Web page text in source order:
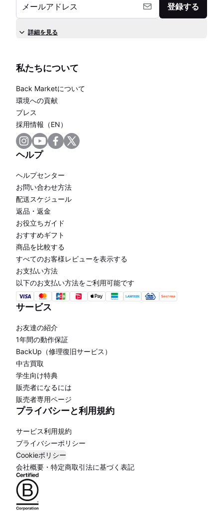
メールアドレス 登録する
詳細を見る
私たちについて
Back Marketについて
環境への貢献
プレス
採用情報（EN）
ヘルプ
ヘルプセンター
お問い合わせ方法
配送スケジュール
返品・返金
お役立ちガイド
おすすめギフト
商品を比較する
すべてのお客様レビューを表示する
お支払い方法
以下のお支払い方法をご利用可能です
サービス
お友達の紹介
1年間の動作保証
BackUp（修理復旧サービス）
中古買取
学生向け特典
販売者になるには
販売者専用ページ
プライバシーと利用規約
サービス利用規約
プライバシーポリシー
Cookieポリシー
会社概要・特定商取引法に基づく表記